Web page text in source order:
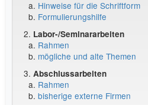
a. Hinweise für die Schriftform
b. Formulierungshilfe
2. Labor-/Seminararbeiten
a. Rahmen
b. mögliche und alte Themen
3. Abschlussarbeiten
a. Rahmen
b. bisherige externe Firmen